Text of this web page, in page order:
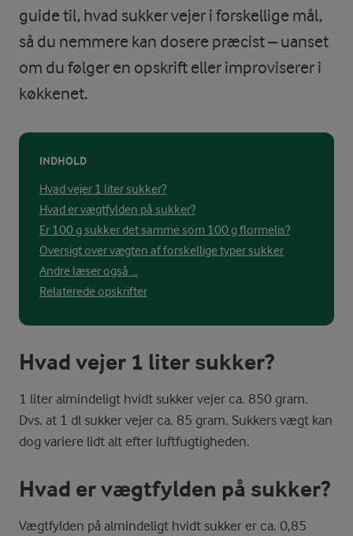
guide til, hvad sukker vejer i forskellige mål,
så du nemmere kan dosere præcist – uanset
om du følger en opskrift eller improviserer i
køkkenet.
INDHOLD
Hvad vejer 1 liter sukker?
Hvad er vægtfylden på sukker?
Er 100 g sukker det samme som 100 g flormelis?
Oversigt over vægten af forskellige typer sukker
Andre læser også ...
Relaterede opskrifter
Hvad vejer 1 liter sukker?
1 liter almindeligt hvidt sukker vejer ca. 850 gram.
Dvs. at 1 dl sukker vejer ca. 85 gram. Sukkers vægt kan
dog variere lidt alt efter luftfugtigheden.
Hvad er vægtfylden på sukker?
Vægtfylden på almindeligt hvidt sukker er ca. 0,85